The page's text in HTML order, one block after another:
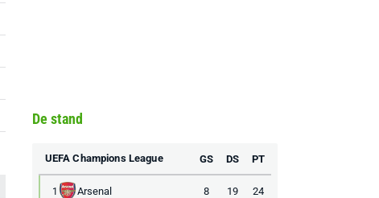
De stand
UEFA Champions League GS DS PT
1 Arsenal 8 19 24